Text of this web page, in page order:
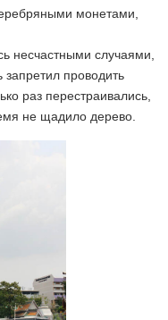
монетами,
несчастными случаями,
запретил проводить
раз перестраивались,
не щадило дерево.